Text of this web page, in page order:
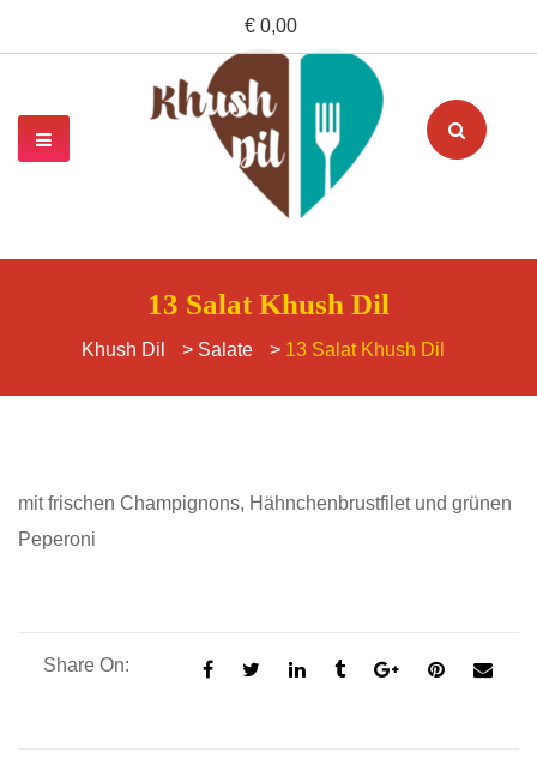
13 Salat Khush Dil
Khush Dil > Salate > 13 Salat Khush Dil
mit frischen Champignons, Hähnchenbrustfilet und grünen
Peperoni
Share On:
€ 0,00